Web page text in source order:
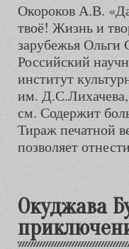
Окороков А.В.
твоё! Жизнь и
зарубежья
Российский
институт
им.
см. Содержит
Тираж печатной
позволяет
Окуджава